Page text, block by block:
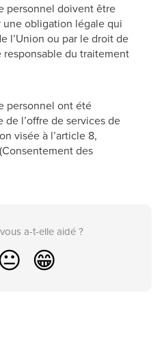
personnel doivent être
obligation légale qui
l’Union ou par le droit de
responsable du traitement
personnel ont été
l’offre de services de
visée à l’article 8,
des
a-t-elle aidé ?
😁